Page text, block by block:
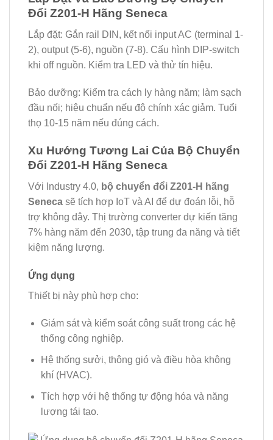
Đổi Z201-H Hãng Seneca
Lắp đặt: Gắn rail DIN, kết nối input AC (terminal 1-
2), output (5-6), nguồn (7-8). Cấu hình DIP-switch
khi off nguồn. Kiểm tra LED và thử tín hiệu.
Bảo dưỡng: Kiểm tra cách ly hàng năm; làm sạch
đầu nối; hiệu chuẩn nếu độ chính xác giảm. Tuổi
thọ 10-15 năm nếu đúng cách.
Xu Hướng Tương Lai Của Bộ Chuyển
Đổi Z201-H Hãng Seneca
Với Industry 4.0, bộ chuyển đổi Z201-H hãng
Seneca sẽ tích hợp IoT và AI để dự đoán lỗi, hỗ
trợ không dây. Thị trường converter dự kiến tăng
7% hàng năm đến 2030, tập trung đa năng và tiết
kiệm năng lượng.
Ứng dụng
Thiết bị này phù hợp cho:
Giám sát và kiểm soát công suất trong các hệ
thống công nghiệp.
Hệ thống sưởi, thông gió và điều hòa không
khí (HVAC).
Tích hợp với hệ thống tự động hóa và năng
lượng tái tạo.